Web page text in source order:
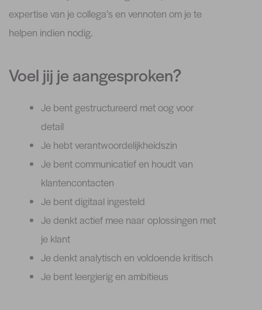
expertise van je collega’s en vennoten om je te
helpen indien nodig.
Voel jij je aangesproken?
Je bent gestructureerd met oog voor
detail
Je hebt verantwoordelijkheidszin
Je bent communicatief en houdt van
klantencontacten
Je bent digitaal ingesteld
Je denkt actief mee naar oplossingen met
je klant
Je denkt analytisch en voldoende kritisch
Je bent leergierig en ambitieus